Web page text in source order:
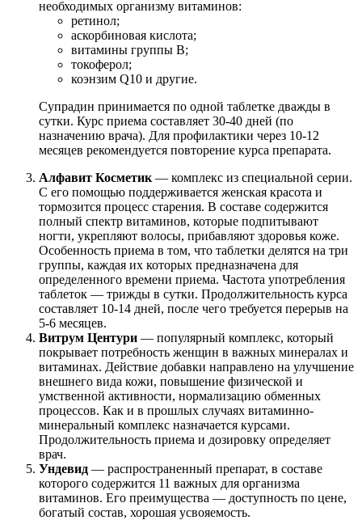
необходимых организму витаминов:
ретинол;
аскорбиновая кислота;
витамины группы В;
токоферол;
коэнзим Q10 и другие.
Супрадин принимается по одной таблетке дважды в
сутки. Курс приема составляет 30-40 дней (по
назначению врача). Для профилактики через 10-12
месяцев рекомендуется повторение курса препарата.
Алфавит Косметик — комплекс из специальной серии.
С его помощью поддерживается женская красота и
тормозится процесс старения. В составе содержится
полный спектр витаминов, которые подпитывают
ногти, укрепляют волосы, прибавляют здоровья коже.
Особенность приема в том, что таблетки делятся на три
группы, каждая их которых предназначена для
определенного времени приема. Частота употребления
таблеток — трижды в сутки. Продолжительность курса
составляет 10-14 дней, после чего требуется перерыв на
5-6 месяцев.
Витрум Центури — популярный комплекс, который
покрывает потребность женщин в важных минералах и
витаминах. Действие добавки направлено на улучшение
внешнего вида кожи, повышение физической и
умственной активности, нормализацию обменных
процессов. Как и в прошлых случаях витаминно-
минеральный комплекс назначается курсами.
Продолжительность приема и дозировку определяет
врач.
Ундевид — распространенный препарат, в составе
которого содержится 11 важных для организма
витаминов. Его преимущества — доступность по цене,
богатый состав, хорошая усвояемость.